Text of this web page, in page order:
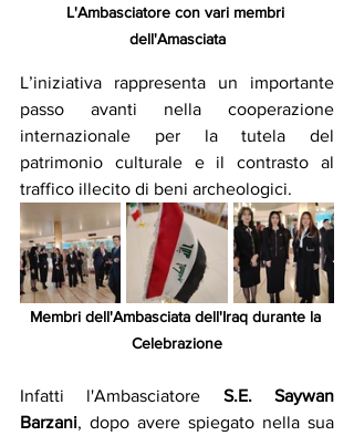
L'Ambasciatore con vari membri
dell'Amasciata
L’iniziativa rappresenta un importante
passo avanti nella cooperazione
internazionale per la tutela del
patrimonio culturale e il contrasto al
traffico illecito di beni archeologici.
Membri dell'Ambasciata dell'Iraq durante la
Celebrazione
Infatti l'Ambasciatore S.E. Saywan
Barzani, dopo avere spiegato nella sua